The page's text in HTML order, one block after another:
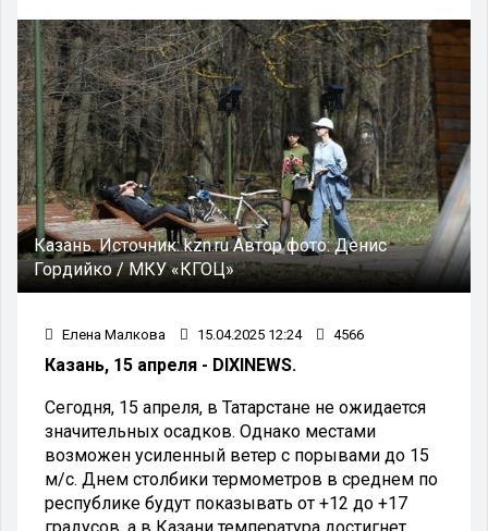
Казань.Источник:kzn.ruАвтор фото:Денис
Гордийко / МКУ «КГОЦ»
Елена Малкова 15.04.2025 12:24 4566
Казань, 15 апреля - DIXINEWS.
Сегодня, 15 апреля, в Татарстане не ожидается
значительных осадков. Однако местами
возможен усиленный ветер с порывами до 15
м/с. Днем столбики термометров в среднем по
республике будут показывать от +12 до +17